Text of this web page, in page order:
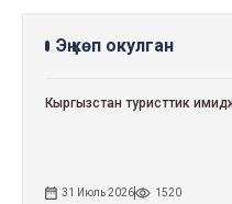
Эң көп окулган
Кыргызстан туристтик
31 Июль 2026 1520